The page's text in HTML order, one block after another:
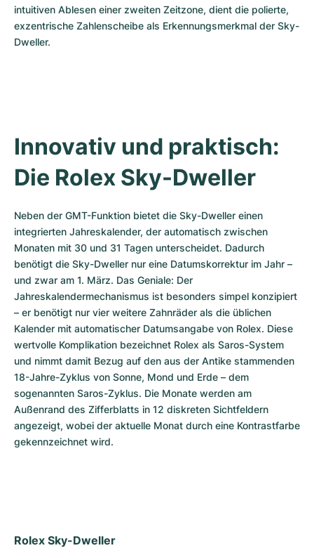
intuitiven Ablesen einer zweiten Zeitzone, dient die polierte,
exzentrische Zahlenscheibe als Erkennungsmerkmal der Sky-
Dweller.
Innovativ und praktisch:
Die Rolex Sky-Dweller
Neben der GMT-Funktion bietet die Sky-Dweller einen
integrierten Jahreskalender, der automatisch zwischen
Monaten mit 30 und 31 Tagen unterscheidet. Dadurch
benötigt die Sky-Dweller nur eine Datumskorrektur im Jahr –
und zwar am 1. März. Das Geniale: Der
Jahreskalendermechanismus ist besonders simpel konzipiert
– er benötigt nur vier weitere Zahnräder als die üblichen
Kalender mit automatischer Datumsangabe von Rolex. Diese
wertvolle Komplikation bezeichnet Rolex als Saros-System
und nimmt damit Bezug auf den aus der Antike stammenden
18-Jahre-Zyklus von Sonne, Mond und Erde – dem
sogenannten Saros-Zyklus. Die Monate werden am
Außenrand des Zifferblatts in 12 diskreten Sichtfeldern
angezeigt, wobei der aktuelle Monat durch eine Kontrastfarbe
gekennzeichnet wird.
Rolex Sky-Dweller